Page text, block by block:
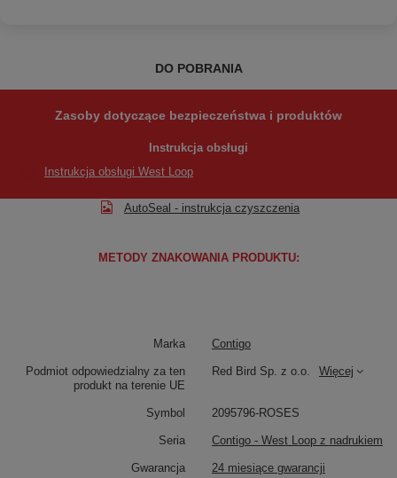
DO POBRANIA
Zasoby dotyczące bezpieczeństwa i produktów
Instrukcja obsługi
Instrukcja obsługi West Loop
AutoSeal - instrukcja czyszczenia
METODY ZNAKOWANIA PRODUKTU:
Marka Contigo
Podmiot odpowiedzialny za ten
produkt na terenie UE
Red Bird Sp. z o.o. Więcej
Symbol 2095796-ROSES
Seria Contigo - West Loop z nadrukiem
Gwarancja 24 miesiące gwarancji